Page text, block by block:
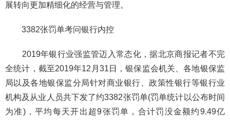
展转向更加精细化的经营与管理。
3382张罚单考问银行内控
2019年银行业强监管迈入常态化，据北京商报记者不完
全统计，截至2019年12月31日，银保监会机关、各地银保监
局以及各地银保监分局针对商业银行、政策性银行等银行业
机构及从业人员共下发了约3382张罚单(罚单统计以公布时间
为准)，平均每天开出超9张罚单，合计罚没金额约9.49亿